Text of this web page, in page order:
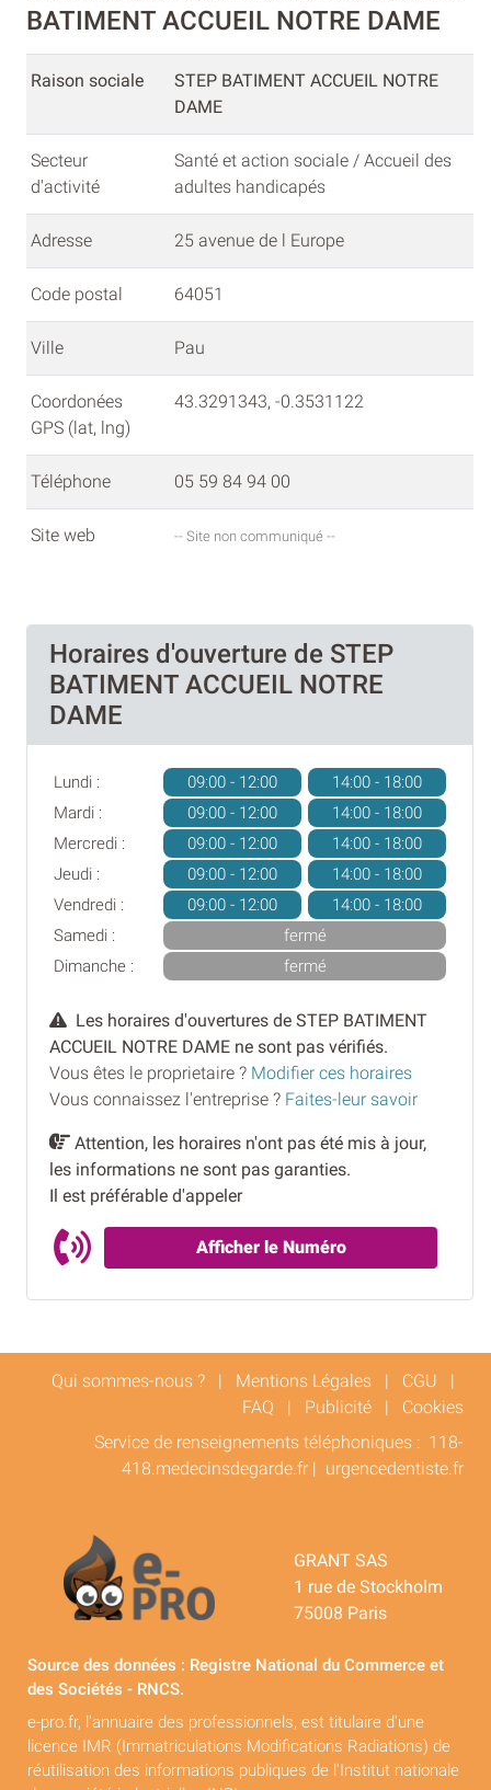
BATIMENT ACCUEIL NOTRE DAME
Raison sociale
STEP BATIMENT ACCUEIL NOTRE
DAME
Secteur
d'activité
Santé et action sociale / Accueil des
adultes handicapés
Adresse 25 avenue de l Europe
Code postal 64051
Ville Pau
Coordonées
GPS (lat, lng)
43.3291343, -0.3531122
Téléphone 05 59 84 94 00
Site web -- Site non communiqué --
Horaires d'ouverture de STEP
BATIMENT ACCUEIL NOTRE
DAME
Lundi : 09:00 - 12:00
14:00 - 18:00
Mardi :
09:00 - 12:00
14:00 - 18:00
Mercredi :
09:00 - 12:00
14:00 - 18:00
Jeudi :
09:00 - 12:00
14:00 - 18:00
Vendredi :
09:00 - 12:00
14:00 - 18:00
Samedi :
fermé
Dimanche :
fermé
Les horaires d'ouvertures de STEP BATIMENT
ACCUEIL NOTRE DAME ne sont pas vérifiés.
Vous êtes le proprietaire ? Modifier ces horaires
Vous connaissez l'entreprise ? Faites-leur savoir
Attention, les horaires n'ont pas été mis à jour,
les informations ne sont pas garanties.
Il est préférable d'appeler
Afficher le Numéro
Qui sommes-nous ? | Mentions Légales | CGU |
FAQ | Publicité | Cookies
Service de renseignements téléphoniques : 118-
418.medecinsdegarde.fr | urgencedentiste.fr
GRANT SAS
1 rue de Stockholm
75008 Paris
Source des données : Registre National du Commerce et
des Sociétés - RNCS.
e-pro.fr, l'annuaire des professionnels, est titulaire d'une
licence IMR (Immatriculations Modifications Radiations) de
réutilisation des informations publiques de l'Institut nationale